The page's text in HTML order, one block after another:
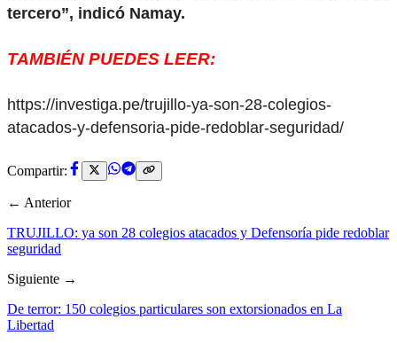
tercero”, indicó Namay.
TAMBIÉN PUEDES LEER:
https://investiga.pe/trujillo-ya-son-28-colegios-
atacados-y-defensoria-pide-redoblar-seguridad/
Compartir:
← Anterior
TRUJILLO: ya son 28 colegios atacados y Defensoría pide redoblar
seguridad
Siguiente →
De terror: 150 colegios particulares son extorsionados en La
Libertad